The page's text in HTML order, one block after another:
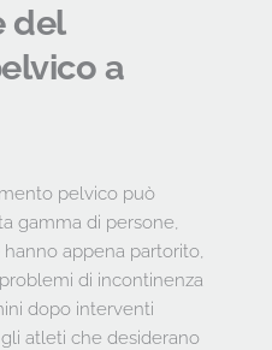
del
a
pelvico può
gamma di persone,
appena partorito,
di incontinenza
dopo interventi
atleti che desiderano